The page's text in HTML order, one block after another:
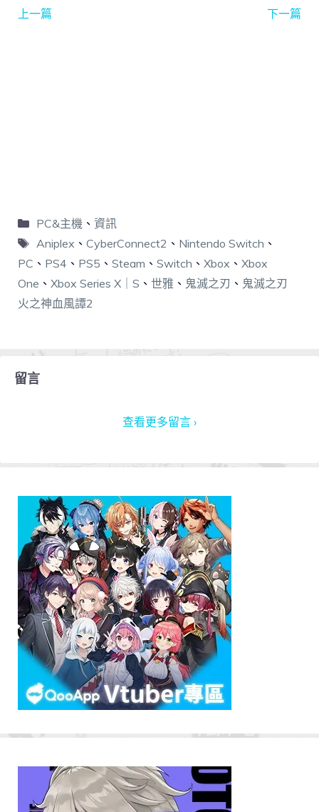
上一篇 下一篇
PC&主機、 資訊
Aniplex 、 CyberConnect2 、 Nintendo Switch 、
PC 、 PS4 、 PS5 、 Steam 、 Switch 、 Xbox 、 Xbox
One 、 Xbox Series X｜S 、 世雅 、 鬼滅之刃 、 鬼滅之刃
火之神血風譚2
留言
查看更多留言 ›